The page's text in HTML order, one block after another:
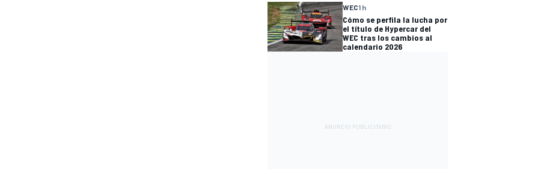
WEC1 h
Cómo se perfila la lucha por
el título de Hypercar del
WEC tras los cambios al
calendario 2026